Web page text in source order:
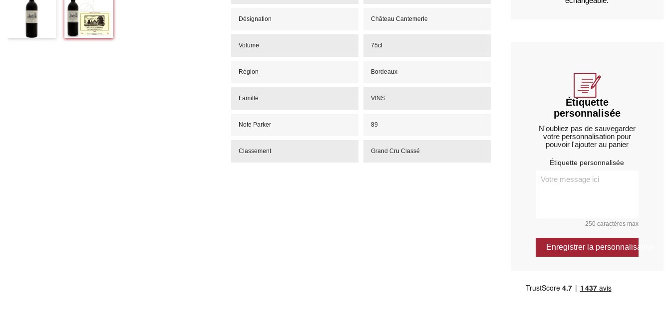
Désignation Château Cantemerle
Volume 75cl
Région Bordeaux
Famille VINS
Note Parker 89
Classement Grand Cru Classé
Étiquette
personnalisée
N'oubliez pas de sauvegarder
votre personnalisation pour
pouvoir l'ajouter au panier
Étiquette personnalisée
250 caractères max
Enregistrer la personnalisation